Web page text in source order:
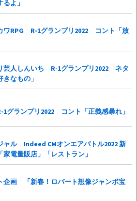
るよ」
ワRPG R-1グランプリ2022 コント「放
芸人しんいち R-1グランプリ2022 ネタ
きなもの」
グランプリ2022 コント「正義感暴れ」
ャル Indeed CMオンエアバトル2022 新
電量販店」「レストラン」
企画 「新春！ロバート想像ジャンボ宝